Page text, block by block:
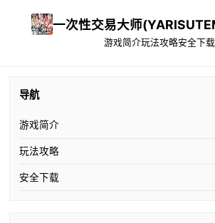
一次性交易大师
游戏简介玩法攻略安全下载
导航
游戏简介
玩法攻略
安全下载